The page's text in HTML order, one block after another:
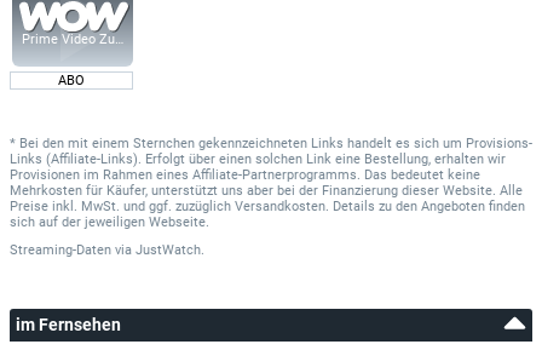
Prime Video Zusatz-Kanäle
ABO
* Bei den mit einem Sternchen gekennzeichneten Links handelt es sich um Provisions-
Links (Affiliate-Links). Erfolgt über einen solchen Link eine Bestellung, erhalten wir
Provisionen im Rahmen eines Affiliate-Partnerprogramms. Das bedeutet keine
Mehrkosten für Käufer, unterstützt uns aber bei der Finanzierung dieser Website. Alle
Preise inkl. MwSt. und ggf. zuzüglich Versandkosten. Details zu den Angeboten finden
sich auf der jeweiligen Webseite.
Streaming-Daten via JustWatch.
im Fernsehen